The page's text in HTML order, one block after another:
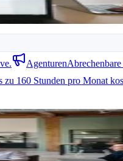
Agenturen
zu 160 Stunden pro Monat
So vermeiden Sie
und klare